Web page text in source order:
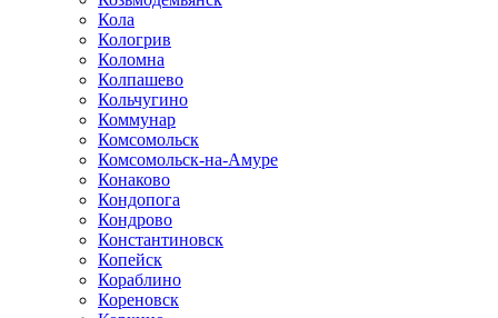
Кола
Кологрив
Коломна
Колпашево
Кольчугино
Коммунар
Комсомольск
Комсомольск-на-Амуре
Конаково
Кондопога
Кондрово
Константиновск
Копейск
Кораблино
Кореновск